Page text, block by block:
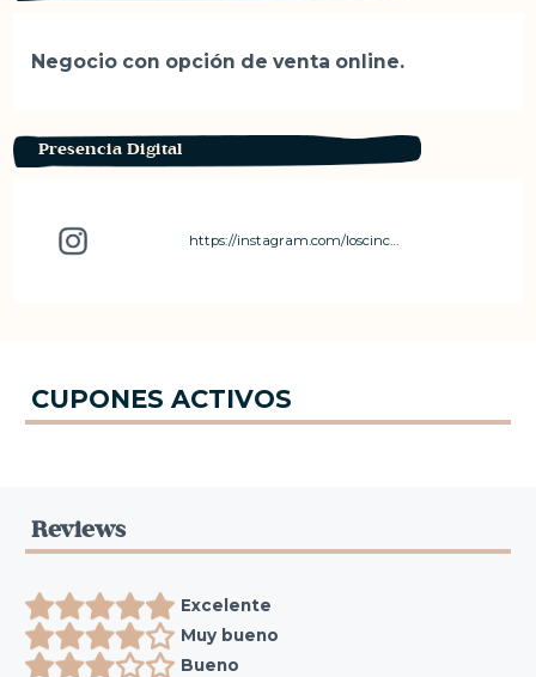
Negocio con opción de venta online.
Presencia Digital
https://instagram.com/loscincocr?igshid=YmMyMTA2M2Y=
Reviews
Excelente
Muy bueno
Bueno
CUPONES ACTIVOS